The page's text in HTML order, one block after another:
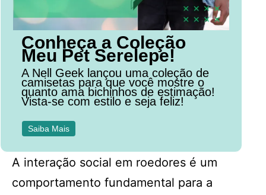
Conheça a Coleção
Meu Pet Serelepe!
A Nell Geek lançou uma coleção de
camisetas para que você mostre o
quanto ama bichinhos de estimação!
Vista-se com estilo e seja feliz!
Saiba Mais
A interação social em roedores é um
comportamento fundamental para a